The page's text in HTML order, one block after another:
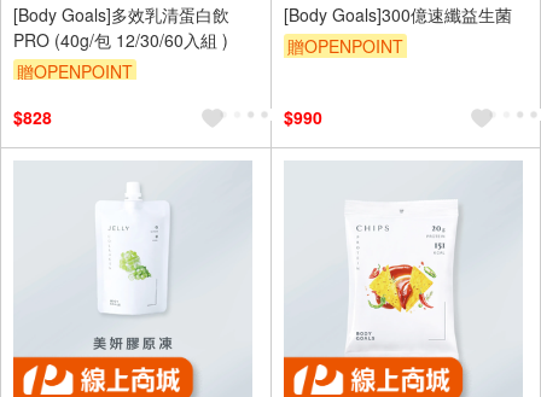
[Body Goals]多效乳清蛋白飲
PRO (40g/包 12/30/60入組 )
贈OPENPOINT
$828
[Body Goals]300億速纖益生菌
贈OPENPOINT
$990